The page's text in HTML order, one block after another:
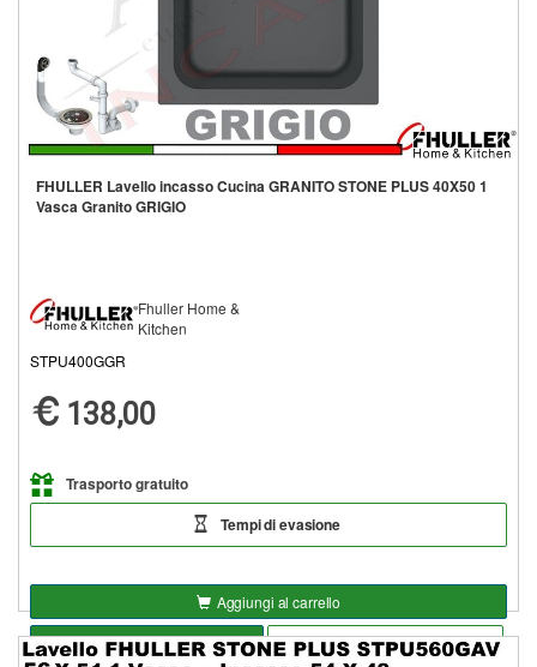
FHULLER Lavello incasso Cucina GRANITO STONE PLUS 40X50 1
Vasca Granito GRIGIO
Fhuller Home &
Kitchen
STPU400GGR
138,00
Trasporto gratuito
Tempi di evasione
Aggiungi al carrello
Seleziona opzioni
Aggiungi alla lista